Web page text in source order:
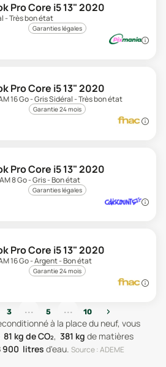
Pro Core i5 13" 2020
- Très bon état
Garanties légales
Pro Core i5 13" 2020
16 Go - Gris Sidéral - Très bon état
Garantie 24 mois
Pro Core i5 13" 2020
8 Go - Gris - Bon état
Garanties légales
Pro Core i5 13" 2020
16 Go - Argent - Bon état
Garantie 24 mois
3 ... 5 ... 10
›
à la place du neuf, vous
81 kg de CO₂, 381 kg de matières
900 litres d'eau. Source : ADEME